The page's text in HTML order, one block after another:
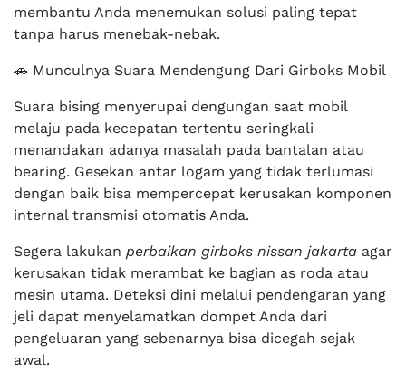
membantu Anda menemukan solusi paling tepat
tanpa harus menebak-nebak.
🚗 Munculnya Suara Mendengung Dari Girboks Mobil
Suara bising menyerupai dengungan saat mobil
melaju pada kecepatan tertentu seringkali
menandakan adanya masalah pada bantalan atau
bearing. Gesekan antar logam yang tidak terlumasi
dengan baik bisa mempercepat kerusakan komponen
internal transmisi otomatis Anda.
Segera lakukan perbaikan girboks nissan jakarta agar
kerusakan tidak merambat ke bagian as roda atau
mesin utama. Deteksi dini melalui pendengaran yang
jeli dapat menyelamatkan dompet Anda dari
pengeluaran yang sebenarnya bisa dicegah sejak
awal.